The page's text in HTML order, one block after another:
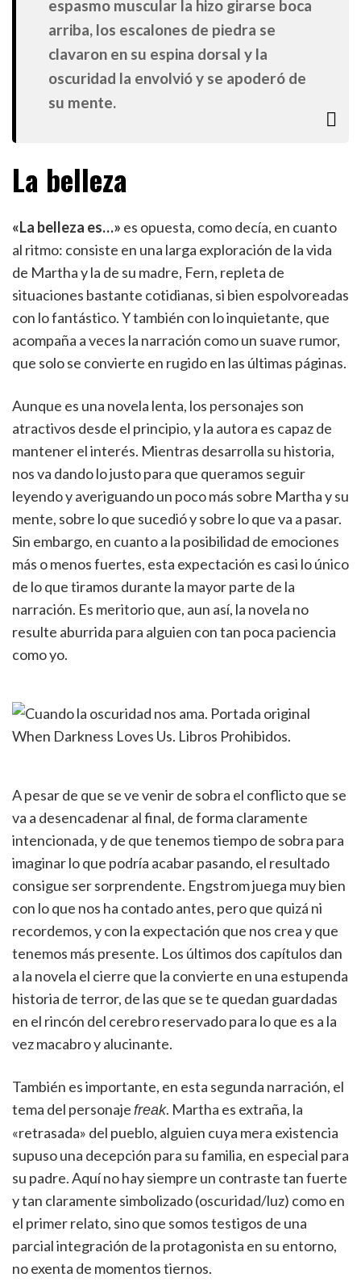
espasmo muscular la hizo girarse boca
arriba, los escalones de piedra se
clavaron en su espina dorsal y la
oscuridad la envolvió y se apoderó de
su mente.
La belleza
«La belleza es…» es opuesta, como decía, en cuanto
al ritmo: consiste en una larga exploración de la vida
de Martha y la de su madre, Fern, repleta de
situaciones bastante cotidianas, si bien espolvoreadas
con lo fantástico. Y también con lo inquietante, que
acompaña a veces la narración como un suave rumor,
que solo se convierte en rugido en las últimas páginas.
Aunque es una novela lenta, los personajes son
atractivos desde el principio, y la autora es capaz de
mantener el interés. Mientras desarrolla su historia,
nos va dando lo justo para que queramos seguir
leyendo y averiguando un poco más sobre Martha y su
mente, sobre lo que sucedió y sobre lo que va a pasar.
Sin embargo, en cuanto a la posibilidad de emociones
más o menos fuertes, esta expectación es casi lo único
de lo que tiramos durante la mayor parte de la
narración. Es meritorio que, aun así, la novela no
resulte aburrida para alguien con tan poca paciencia
como yo.
A pesar de que se ve venir de sobra el conflicto que se
va a desencadenar al final, de forma claramente
intencionada, y de que tenemos tiempo de sobra para
imaginar lo que podría acabar pasando, el resultado
consigue ser sorprendente. Engstrom juega muy bien
con lo que nos ha contado antes, pero que quizá ni
recordemos, y con la expectación que nos crea y que
tenemos más presente. Los últimos dos capítulos dan
a la novela el cierre que la convierte en una estupenda
historia de terror, de las que se te quedan guardadas
en el rincón del cerebro reservado para lo que es a la
vez macabro y alucinante.
También es importante, en esta segunda narración, el
tema del personaje freak. Martha es extraña, la
«retrasada» del pueblo, alguien cuya mera existencia
supuso una decepción para su familia, en especial para
su padre. Aquí no hay siempre un contraste tan fuerte
y tan claramente simbolizado (oscuridad/luz) como en
el primer relato, sino que somos testigos de una
parcial integración de la protagonista en su entorno,
no exenta de momentos tiernos.